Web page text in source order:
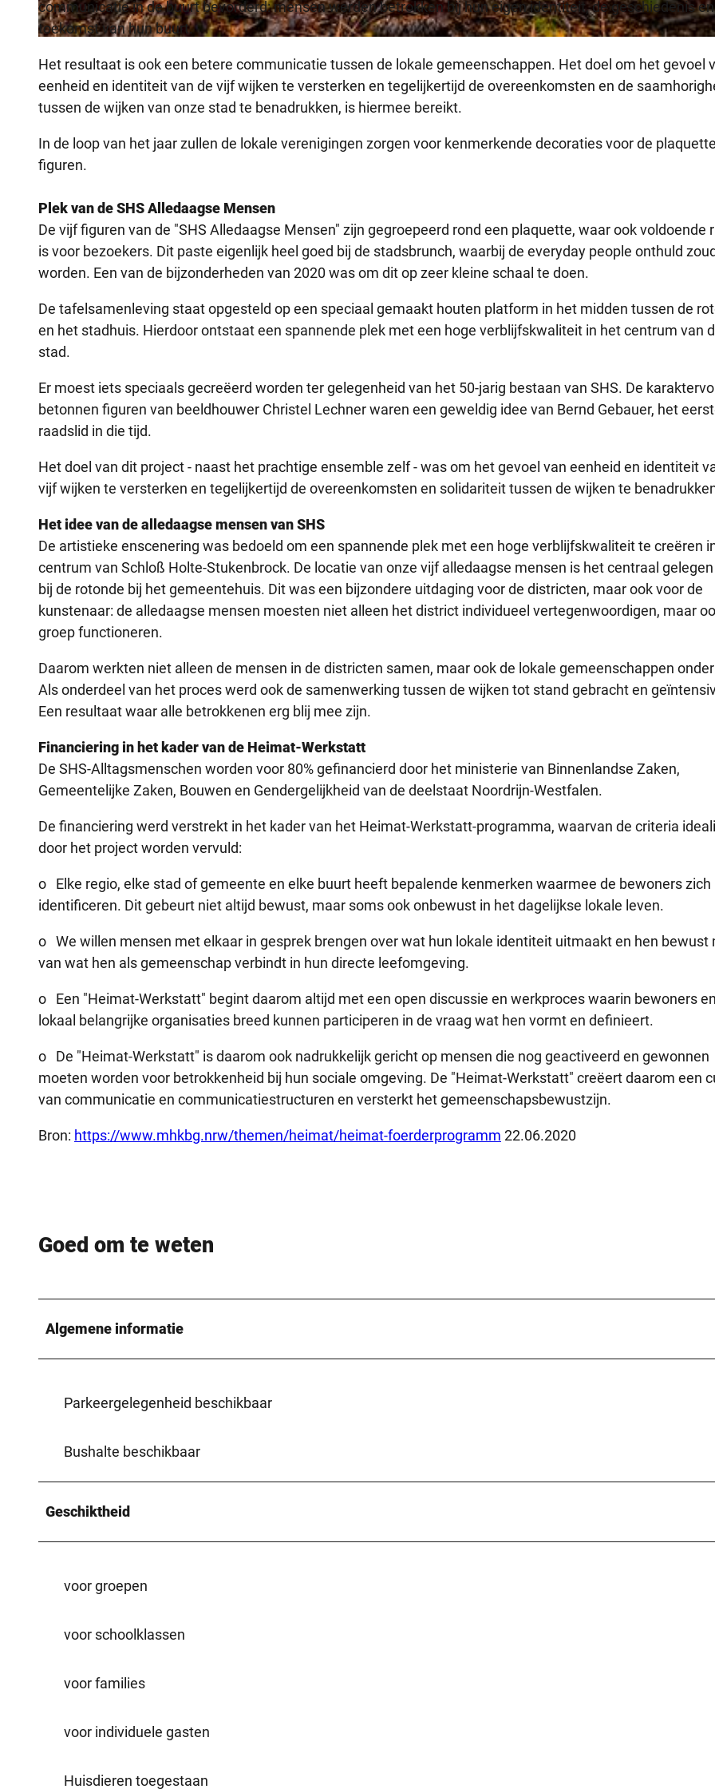
e
l
e
n
communicatie in de buurt bevorderd: mensen werden betrokken bij hun eigen identiteit, de geschiedenis
toekomst van hun buurt.
Het resultaat is ook een betere communicatie tussen de lokale gemeenschappen. Het doel om het gevoel
eenheid en identiteit van de vijf wijken te versterken en tegelijkertijd de overeenkomsten en de
tussen de wijken van onze stad te benadrukken, is hiermee bereikt.
In de loop van het jaar zullen de lokale verenigingen zorgen voor kenmerkende decoraties voor de
figuren.
Plek van de SHS Alledaagse Mensen
De vijf figuren van de "SHS Alledaagse Mensen" zijn gegroepeerd rond een plaquette, waar ook voldoende
is voor bezoekers. Dit paste eigenlijk heel goed bij de stadsbrunch, waarbij de everyday people onthuld
worden. Een van de bijzonderheden van 2020 was om dit op zeer kleine schaal te doen.
De tafelsamenleving staat opgesteld op een speciaal gemaakt houten platform in het midden tussen de
en het stadhuis. Hierdoor ontstaat een spannende plek met een hoge verblijfskwaliteit in het centrum van
stad.
Er moest iets speciaals gecreëerd worden ter gelegenheid van het 50-jarig bestaan van SHS. De
betonnen figuren van beeldhouwer Christel Lechner waren een geweldig idee van Bernd Gebauer, het
raadslid in die tijd.
Het doel van dit project - naast het prachtige ensemble zelf - was om het gevoel van eenheid en identiteit
vijf wijken te versterken en tegelijkertijd de overeenkomsten en solidariteit tussen de wijken te
Het idee van de alledaagse mensen van SHS
De artistieke enscenering was bedoeld om een spannende plek met een hoge verblijfskwaliteit te creëren
centrum van Schloß Holte-Stukenbrock. De locatie van onze vijf alledaagse mensen is het centraal
bij de rotonde bij het gemeentehuis. Dit was een bijzondere uitdaging voor de districten, maar ook voor de
kunstenaar: de alledaagse mensen moesten niet alleen het district individueel vertegenwoordigen, maar
groep functioneren.
Daarom werkten niet alleen de mensen in de districten samen, maar ook de lokale gemeenschappen
Als onderdeel van het proces werd ook de samenwerking tussen de wijken tot stand gebracht en
Een resultaat waar alle betrokkenen erg blij mee zijn.
Financiering in het kader van de Heimat-Werkstatt
De SHS-Alltagsmenschen worden voor 80% gefinancierd door het ministerie van Binnenlandse Zaken,
Gemeentelijke Zaken, Bouwen en Gendergelijkheid van de deelstaat Noordrijn-Westfalen.
De financiering werd verstrekt in het kader van het Heimat-Werkstatt-programma, waarvan de criteria
door het project worden vervuld:
o Elke regio, elke stad of gemeente en elke buurt heeft bepalende kenmerken waarmee de bewoners zich
identificeren. Dit gebeurt niet altijd bewust, maar soms ook onbewust in het dagelijkse lokale leven.
o We willen mensen met elkaar in gesprek brengen over wat hun lokale identiteit uitmaakt en hen bewust
van wat hen als gemeenschap verbindt in hun directe leefomgeving.
o Een "Heimat-Werkstatt" begint daarom altijd met een open discussie en werkproces waarin bewoners en
lokaal belangrijke organisaties breed kunnen participeren in de vraag wat hen vormt en definieert.
o De "Heimat-Werkstatt" is daarom ook nadrukkelijk gericht op mensen die nog geactiveerd en gewonnen
moeten worden voor betrokkenheid bij hun sociale omgeving. De "Heimat-Werkstatt" creëert daarom een
van communicatie en communicatiestructuren en versterkt het gemeenschapsbewustzijn.
Bron: https://www.mhkbg.nrw/themen/heimat/heimat-foerderprogramm 22.06.2020
Goed om te weten
Algemene informatie
Parkeergelegenheid beschikbaar
Bushalte beschikbaar
Geschiktheid
voor groepen
voor schoolklassen
voor families
voor individuele gasten
Huisdieren toegestaan